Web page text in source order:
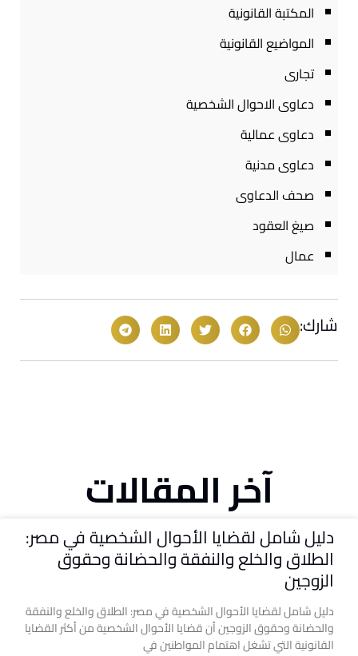
المكتبة القانونية
المواضيع القانونية
تجارى
دعاوى الاحوال الشخصية
دعاوى عمالية
دعاوى مدنية
صحف الدعاوى
صيغ العقود
عمال
شارك:
آخر المقالات
دليل شامل لقضايا الأحوال الشخصية في مصر:
الطلاق والخلع والنفقة والحضانة وحقوق
الزوجين
دليل شامل لقضايا الأحوال الشخصية في مصر: الطلاق والخلع والنفقة
والحضانة وحقوق الزوجين أن قضايا الأحوال الشخصية من أكثر القضايا
القانونية التي تشغل اهتمام المواطنين في